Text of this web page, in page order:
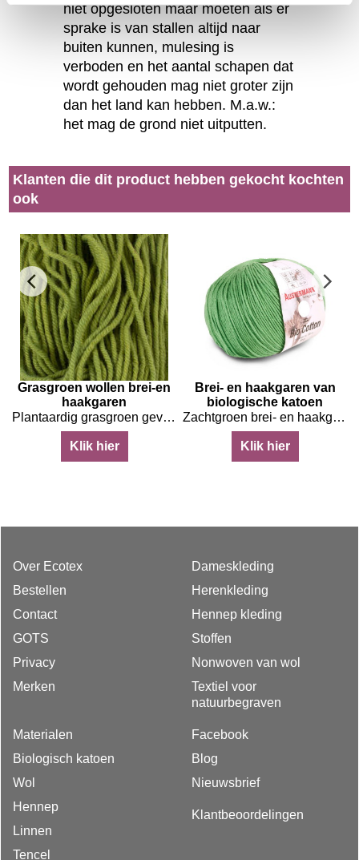
niet opgesloten maar moeten als er
sprake is van stallen altijd naar
buiten kunnen, mulesing is
verboden en het aantal schapen dat
wordt gehouden mag niet groter zijn
dan het land kan hebben. M.a.w.:
het mag de grond niet uitputten.
Klanten die dit product hebben gekocht kochten
ook
Grasgroen wollen brei-en
haakgaren
Plantaardig grasgroen geverfd garen van biologische wol
Klik hier
Brei- en haakgaren van
biologische katoen
Zachtgroen brei- en haakgaren van biologische katoen
Klik hier
Over Ecotex
Bestellen
Contact
GOTS
Privacy
Merken
Dameskleding
Herenkleding
Hennep kleding
Stoffen
Nonwoven van wol
Textiel voor
natuurbegraven
Materialen
Biologisch katoen
Wol
Hennep
Linnen
Tencel
Facebook
Blog
Nieuwsbrief
Klantbeoordelingen